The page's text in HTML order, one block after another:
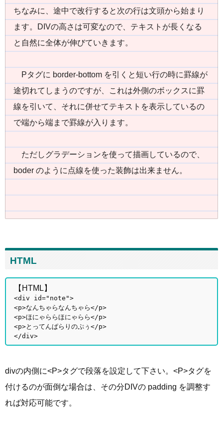
ちなみに、途中で改行すると次の行は文頭から始まり
ます。DIVの高さは可変なので、テキストが長くなる
と自然に全体が伸びていきます。
Pタグに border-bottom を引くと短い行の時に罫線が
途切れてしまうのですが、これは外側のボックスに罫
線を引いて、それに併せてテキストを表示しているの
で端から端まで罫線が入ります。
ただしグラデーションを使って描画しているので、
boder のように点線を使った装飾は出来ません。
HTML
【HTML】
<div id="note">
<p>なんちゃらなんちゃら</p>
<p>ほにゃららほにゃらら</p>
<p>とってんぱらりのぷぅ</p>
</div>
divの内側に<P>タグで段落を設定して下さい。<P>タグを
付けるのが面倒な場合は、その分DIVの padding を調整す
れば対応可能です。